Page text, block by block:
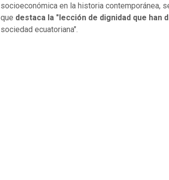
socioeconómica en la historia contemporánea,
que destaca la "lección de dignidad que han
sociedad ecuatoriana".